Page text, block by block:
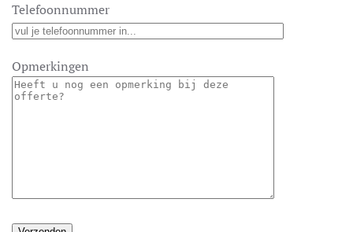
Telefoonnummer
Opmerkingen